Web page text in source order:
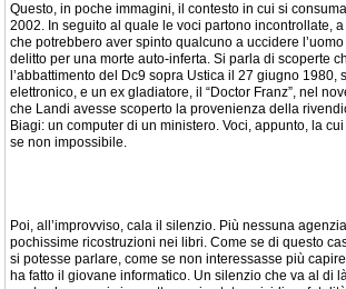
Questo, in poche immagini, il contesto in cui si
2002. In seguito al quale le voci partono incontrollate,
che potrebbero aver spinto qualcuno a uccidere
delitto per una morte auto-inferta. Si parla di scoperte
l’abbattimento del Dc9 sopra Ustica il 27 giugno 1980,
elettronico, e un ex gladiatore, il “Doctor Franz”, nel
che Landi avesse scoperto la provenienza della
Biagi: un computer di un ministero. Voci, appunto, la
se non impossibile.
Poi, all’improvviso, cala il silenzio. Più nessuna
pochissime ricostruzioni nei libri. Come se di questo
si potesse parlare, come se non interessasse più
ha fatto il giovane informatico. Un silenzio che va al di